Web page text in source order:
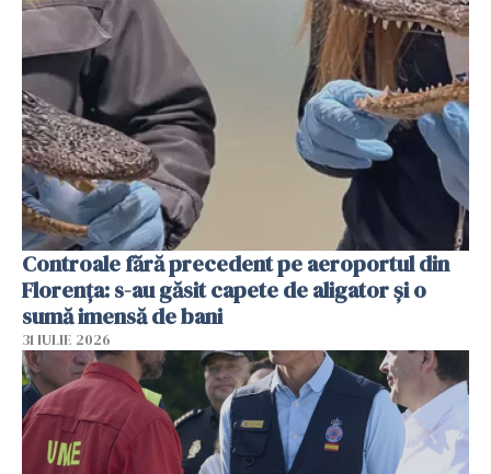
Controale fără precedent pe aeroportul din
Florența: s-au găsit capete de aligator și o
sumă imensă de bani
31 IULIE 2026